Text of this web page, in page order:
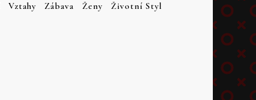
Vztahy Zábava Ženy Životní Styl